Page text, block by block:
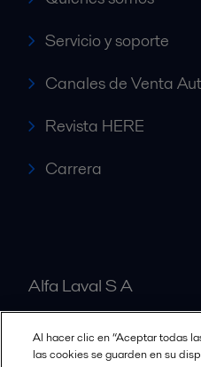
Servicio y soporte
Canales de Venta
Revista HERE
Carrera
Alfa Laval S A
Nuestras oficinas
Al hacer clic en “Aceptar todas
las cookies se guarden en su